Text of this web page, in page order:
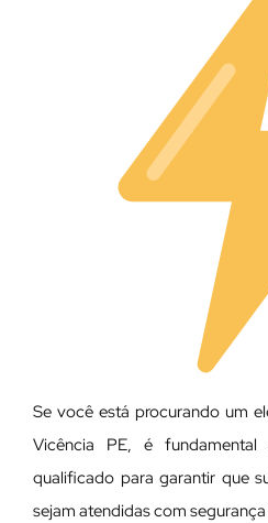
Se você está procurando um
Vicência PE, é fundamental
qualificado para garantir que
sejam atendidas com